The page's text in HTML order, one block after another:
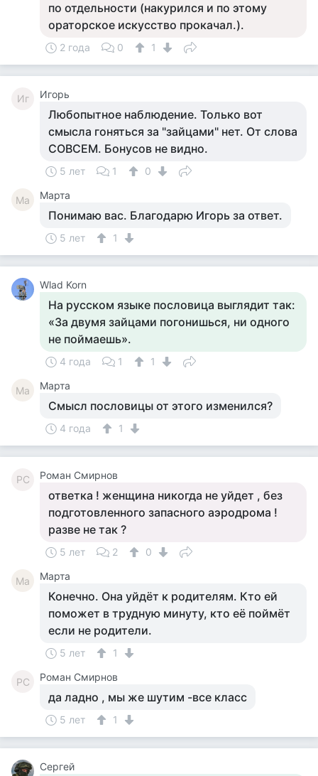
по отдельности (накурился и по этому
ораторское искусство прокачал.).
2 года 0 1
Иг Игорь
Любопытное наблюдение. Только вот
смысла гоняться за "зайцами" нет. От слова
СОВСЕМ. Бонусов не видно.
5 лет 1 0
Ма Марта
Понимаю вас. Благодарю Игорь за ответ.
5 лет 1
Wlad Korn
На русском языке пословица выглядит так:
«За двумя зайцами погонишься, ни одного
не поймаешь».
4 года 1 1
Ма Марта
Смысл пословицы от этого изменился?
4 года 1
РС Роман Смирнов
ответка ! женщина никогда не уйдет , без
подготовленного запасного аэродрома !
разве не так ?
5 лет 2 0
Ма Марта
Конечно. Она уйдёт к родителям. Кто ей
поможет в трудную минуту, кто её поймёт
если не родители.
5 лет 1
РС Роман Смирнов
да ладно , мы же шутим -все класс
5 лет 1
Сергей